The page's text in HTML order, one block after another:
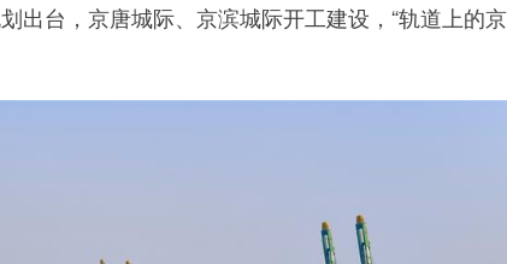
台，京唐城际、京滨城际开工建设，“轨道上的